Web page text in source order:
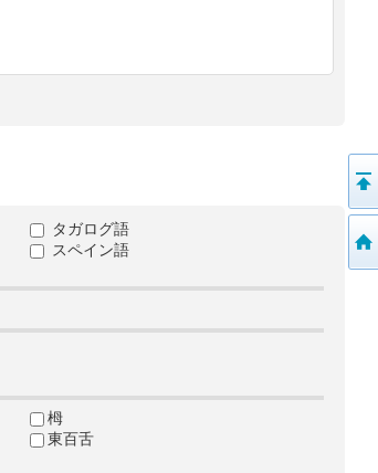
タガログ語
スペイン語
栂
東百舌